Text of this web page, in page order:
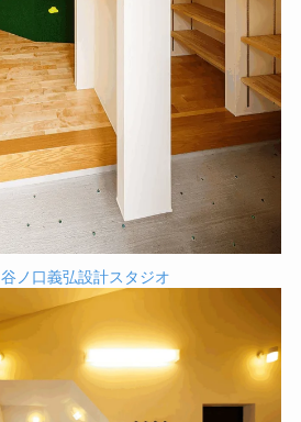
谷ノ口義弘設計スタジオ